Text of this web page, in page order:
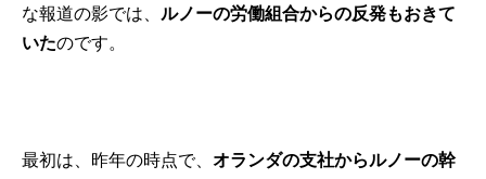
な報道の影では、 ルノーの労働組合からの反発もおきて
いたのです。
最初は、昨年の時点で、オランダの支社からルノーの幹